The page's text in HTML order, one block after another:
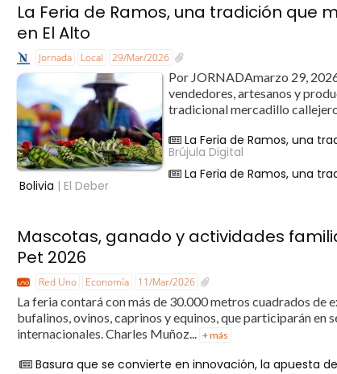
La Feria de Ramos, una tradición que
en El Alto
Jornada Local 29/Mar/2026
Por JORNADAmarzo 29,
vendedores, artesanos y
tradicional mercadillo callejero
La Feria de Ramos, una
Brújula Digital
La Feria de Ramos, una
Bolivia | El Deber
Mascotas, ganado y actividades
Pet 2026
Red Uno Economía 11/Mar/2026
La feria contará con más de 30.000 metros cuadrados de
bufalinos, ovinos, caprinos y equinos, que participarán en
internacionales. Charles Muñoz... + más
Basura que se convierte en innovación, la apuesta